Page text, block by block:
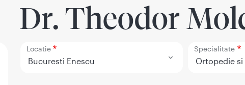
Dr. Theodor
Locatie Specialitate